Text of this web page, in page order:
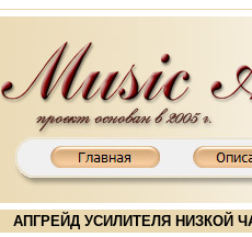
АПГРЕЙД УСИЛИТЕЛЯ НИЗКОЙ